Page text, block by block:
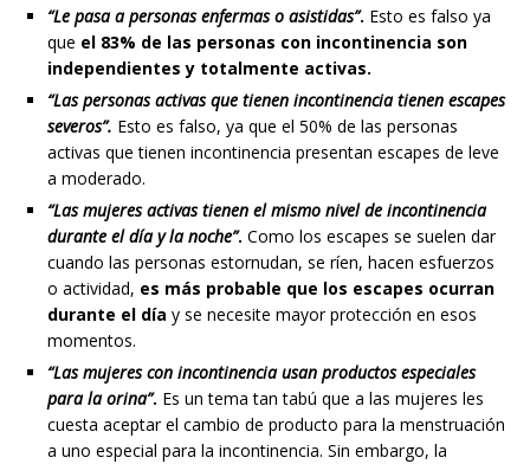
“Le pasa a personas enfermas o asistidas”. Esto es falso ya
que el 83% de las personas con incontinencia son
independientes y totalmente activas.
“Las personas activas que tienen incontinencia tienen escapes
severos”. Esto es falso, ya que el 50% de las personas
activas que tienen incontinencia presentan escapes de leve
a moderado.
“Las mujeres activas tienen el mismo nivel de incontinencia
durante el día y la noche”. Como los escapes se suelen dar
cuando las personas estornudan, se ríen, hacen esfuerzos
o actividad, es más probable que los escapes ocurran
durante el día y se necesite mayor protección en esos
momentos.
“Las mujeres con incontinencia usan productos especiales
para la orina”. Es un tema tan tabú que a las mujeres les
cuesta aceptar el cambio de producto para la menstruación
a uno especial para la incontinencia. Sin embargo, la